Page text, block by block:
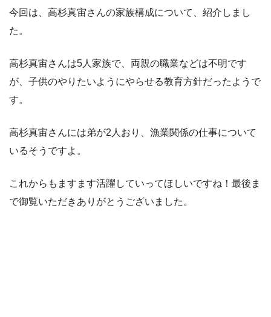
今回は、高杉真宙さんの家族構成について、紹介しまし
た。
高杉真宙さんは5人家族で、両親の職業などは不明です
が、子供のやりたいようにやらせる教育方針だったようで
す。
高杉真宙さんには弟が2人おり、漁業関係の仕事について
いるそうですよ。
これからもますます活躍していってほしいですね！最後ま
で御覧いただきありがとうございました。